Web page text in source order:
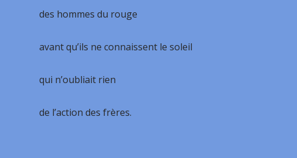
des hommes du rouge
avant qu’ils ne connaissent le soleil
qui n’oubliait rien
de l’action des frères.